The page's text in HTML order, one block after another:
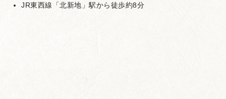
JR東西線「北新地」駅から徒歩約8分